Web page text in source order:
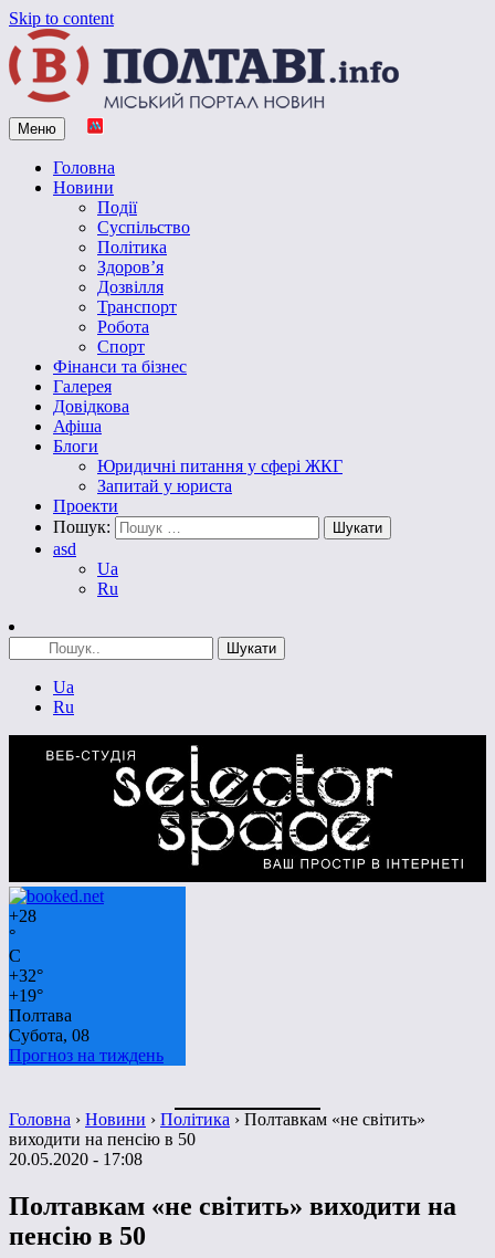
Skip to content
Vpoltave.info
Полтавський портал новин
Меню
Головна
Новини
Події
Суспільство
Політика
Здоров’я
Дозвілля
Транспорт
Робота
Спорт
Фінанси та бізнес
Галерея
Довідкова
Афіша
Блоги
Юридичні питання у сфері ЖКГ
Запитай у юриста
Проекти
Пошук:
asd
Ua
Ru
Ua
Ru
+28
°
C
+32°
+19°
Полтава
Субота, 08
Прогноз на тиждень
Головна › Новини › Політика › Полтавкам «не світить»
виходити на пенсію в 50
20.05.2020 - 17:08
Полтавкам «не світить» виходити на
пенсію в 50